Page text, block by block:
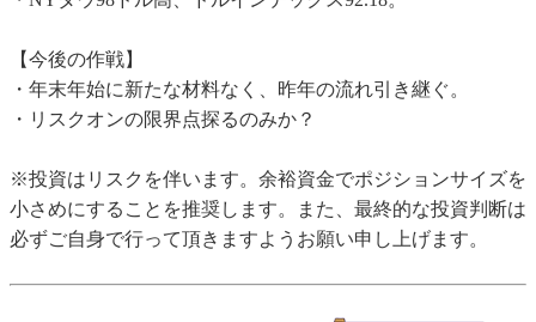
【今後の作戦】
・年末年始に新たな材料なく、昨年の流れ引き継ぐ。
・リスクオンの限界点探るのみか？
※投資はリスクを伴います。余裕資金でポジションサイズを
小さめにすることを推奨します。また、最終的な投資判断は
必ずご自身で行って頂きますようお願い申し上げます。